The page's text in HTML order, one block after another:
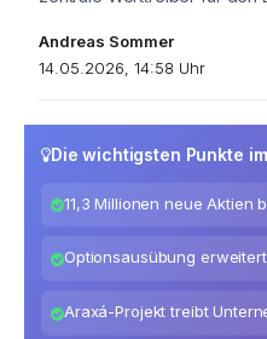
Andreas Sommer
14.05.2026, 14:58 Uhr
Die wichtigsten Punkte
11,3 Millionen neue Aktien
Optionsausübung
Araxá-Projekt treibt